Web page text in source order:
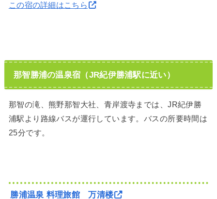
この宿の詳細はこちら
那智勝浦の温泉宿（JR紀伊勝浦駅に近い）
那智の滝、熊野那智大社、青岸渡寺までは、JR紀伊勝
浦駅より路線バスが運行しています。バスの所要時間は
25分です。
勝浦温泉 料理旅館 万清楼